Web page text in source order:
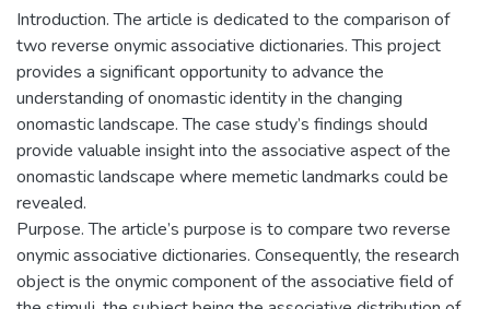
Introduction. The article is dedicated to the comparison of
two reverse onymic associative dictionaries. This project
provides a significant opportunity to advance the
understanding of onomastic identity in the changing
onomastic landscape. The case study’s findings should
provide valuable insight into the associative aspect of the
onomastic landscape where memetic landmarks could be
revealed.
Purpose. The article’s purpose is to compare two reverse
onymic associative dictionaries. Consequently, the research
object is the onymic component of the associative field of